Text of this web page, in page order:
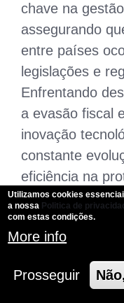
chave na
assegurando
entre países
legislações e
Enfrentando
a evasão fiscal
inovação
constante
eficiência na
nacionais e
Este artigo
fiscalização
importância,
Utilizamos cookies
a nossa Politica de
com estas condições.
More info
Prosseguir